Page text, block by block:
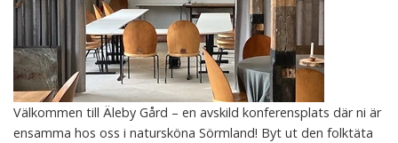
Välkommen till Äleby Gård – en avskild konferensplats där ni är
ensamma hos oss i natursköna Sörmland! Byt ut den folktäta